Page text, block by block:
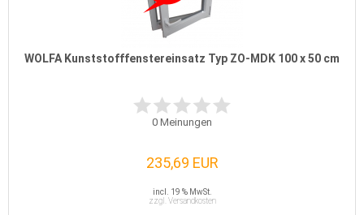
WOLFA Kunststofffenstereinsatz Typ ZO-MDK 100 x 50 cm
0 Meinungen
235,69 EUR
incl. 19 % MwSt.
zzgl. Versandkosten